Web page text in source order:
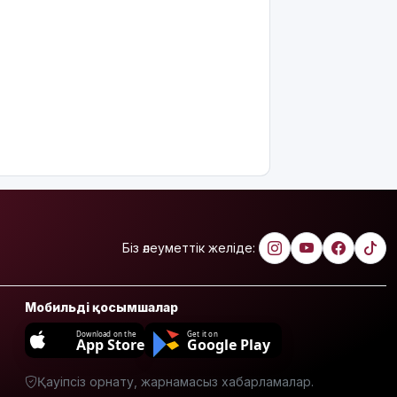
айтқаны
үшін
қамауға
алынды
Мектеп
Біз әлеуметтік желіде:
Мобильді қосымшалар
Download on the
App Store
Get it on
Google Play
Қауіпсіз орнату, жарнамасыз хабарламалар.